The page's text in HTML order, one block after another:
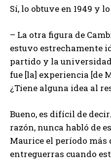
Sí, lo obtuve en 1949 y
– La otra figura de
estuvo estrechamente
partido y la universidad
fue [la] experiencia [de
¿Tiene alguna idea al
Bueno, es difícil de
razón, nunca habló de
Maurice el período
entreguerras cuando